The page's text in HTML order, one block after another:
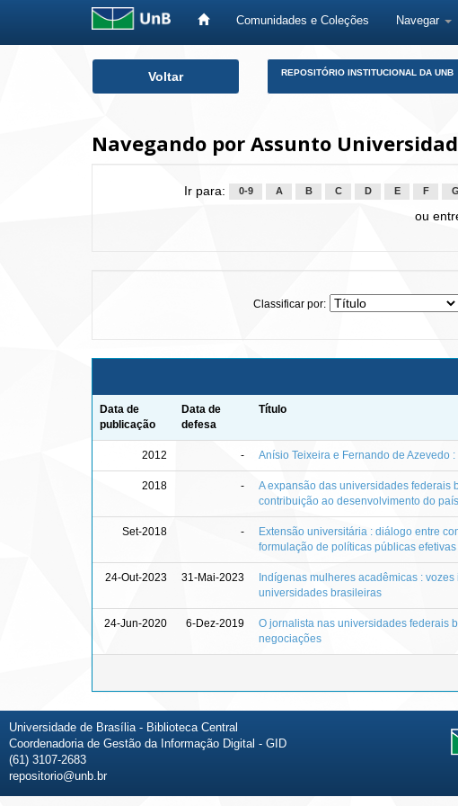
Comunidades e Coleções Navegar
Voltar REPOSITÓRIO INSTITUCIONAL DA UNB
Navegando por Assunto
Ir para: 0-9 A B C D E F G
ou
Classificar por:
Data de
publicação
Data de
defesa
Título
2012 - Anísio Teixeira e Fernando de Azevedo
2018 -
A expansão das universidades federais
contribuição ao desenvolvimento do país
Set-2018 -
Extensão universitária : diálogo entre
formulação de políticas públicas efetivas
24-Out-2023 31-Mai-2023
Indígenas mulheres acadêmicas :
universidades brasileiras
24-Jun-2020 6-Dez-2019
O jornalista nas universidades federais
negociações
Universidade de Brasília - Biblioteca Central
Coordenadoria de Gestão da Informação Digital - GID
(61) 3107-2683
repositorio@unb.br